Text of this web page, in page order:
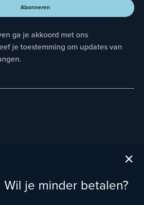
Abonneren
Abonneren
ga je akkoord met ons
je toestemming om updates van
Wil je minder betalen?